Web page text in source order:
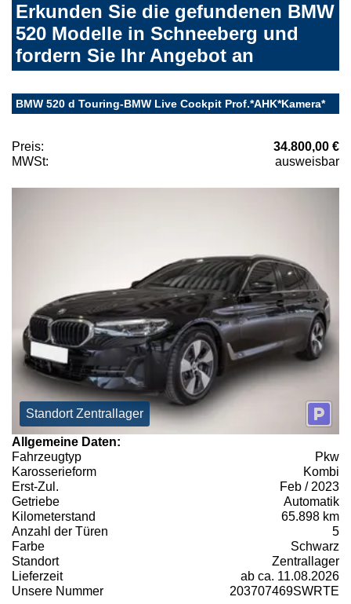
Erkunden Sie die gefundenen BMW
520 Modelle in Schneeberg und
fordern Sie Ihr Angebot an
BMW 520 d Touring-BMW Live Cockpit Prof.*AHK*Kamera*
Preis:
34.800,00 €
MWSt:
ausweisbar
Standort Zentrallager
Allgemeine Daten:
Fahrzeugtyp
Pkw
Karosserieform
Kombi
Erst-Zul.
Feb / 2023
Getriebe
Automatik
Kilometerstand
65.898 km
Anzahl der Türen
5
Farbe
Schwarz
Standort
Zentrallager
Lieferzeit
ab ca. 11.08.2026
Unsere Nummer
203707469SWRTE